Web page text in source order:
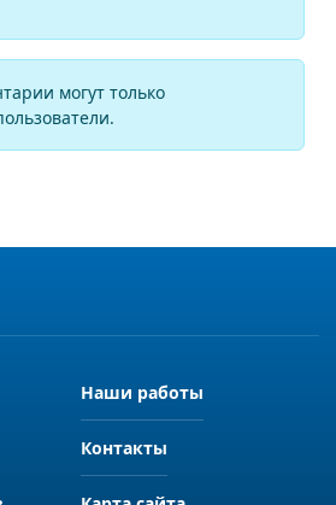
могут только
Наши работы
Контакты